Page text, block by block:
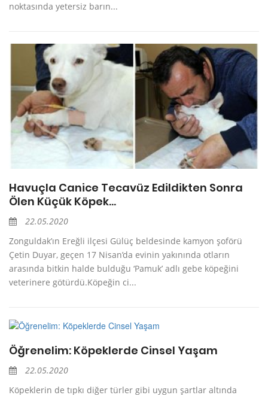
noktasında yetersiz barın...
Havuçla Canice Tecavüz Edildikten Sonra
Ölen Küçük Köpek…
22.05.2020
Zonguldak’ın Ereğli ilçesi Gülüç beldesinde kamyon şoförü
Çetin Duyar, geçen 17 Nisan’da evinin yakınında otların
arasında bitkin halde bulduğu ‘Pamuk’ adlı gebe köpeğini
veterinere götürdü.Köpeğin ci...
Öğrenelim: Köpeklerde Cinsel Yaşam
22.05.2020
Köpeklerin de tıpkı diğer türler gibi uygun şartlar altında